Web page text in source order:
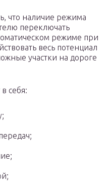
что наличие режима
переключать
режиме при
весь потенциал
участки на дороге
себя: